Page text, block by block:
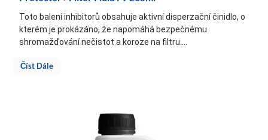
Toto balení inhibitorů obsahuje aktivní disperzační činidlo, o
kterém je prokázáno, že napomáhá bezpečnému
shromažďování nečistot a koroze na filtru....
Číst Dále